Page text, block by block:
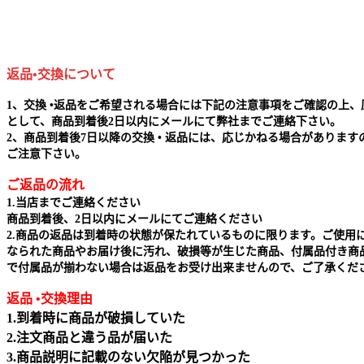
返品•交換について
1、交換 •返品をご希望される場合には下記の注意事項をご確認の上、
として、商品到着後2日以内にメールにて弊社までご連絡下さい。
2、商品到着後7日以降の交換 • 返品には、応じかねる場合があります
ご注意下さい。
ご返品の流れ
1.当店までご連絡ください
商品到着後、2日以内にメールにてご連絡ください
2.商品の返品は到着時の状態が保たれているものに限ります。ご使用
なられた商品やお届け後に汚れ、破損等が生じた商品、付属品付き商
で付属品が揃わない場合は返品をお受け出来ませんので、ご了承くだ
返品 •交換理由
1.到着時に商品が破損していた
2.注文商品と違う品が届いた
3.商品説明に記載のない欠陥が見つかった